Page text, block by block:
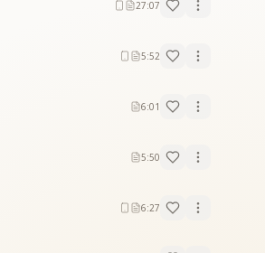
27:07
5:52
6:01
5:50
6:27